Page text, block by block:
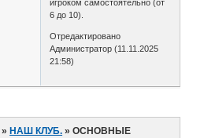
игроком самостоятельно (от
6 до 10).
Отредактировано
Администратор (11.11.2025
21:58)
»НАШ КЛУБ. »ОСНОВНЫЕ